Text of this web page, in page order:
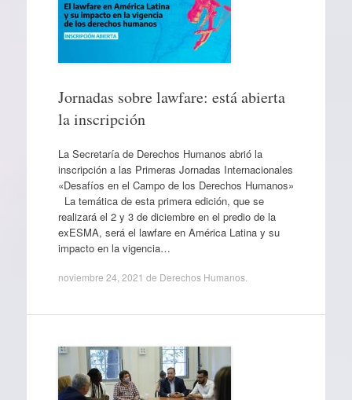
Jornadas sobre lawfare: está abierta
la inscripción
La Secretaría de Derechos Humanos abrió la
inscripción a las Primeras Jornadas Internacionales
«Desafíos en el Campo de los Derechos Humanos»
La temática de esta primera edición, que se
realizará el 2 y 3 de diciembre en el predio de la
exESMA, será el lawfare en América Latina y su
impacto en la vigencia…
noviembre 24, 2021 de Derechos Humanos.